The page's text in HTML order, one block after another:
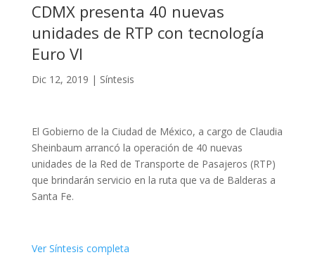
CDMX presenta 40 nuevas
unidades de RTP con tecnología
Euro VI
Dic 12, 2019 | Síntesis
El Gobierno de la Ciudad de México, a cargo de Claudia
Sheinbaum arrancó la operación de 40 nuevas
unidades de la Red de Transporte de Pasajeros (RTP)
que brindarán servicio en la ruta que va de Balderas a
Santa Fe.
Ver Síntesis completa